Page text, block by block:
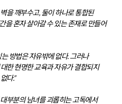
을 깨부수고, 둘이 하나로 통합된
을 혼자 살아갈 수 있는 존재로 만들어
방법은 자유밖에 없다. 그러나
한 현명한 교육과 자유가 결합되지
다.”
부분의 남녀를 괴롭히는 고독에서